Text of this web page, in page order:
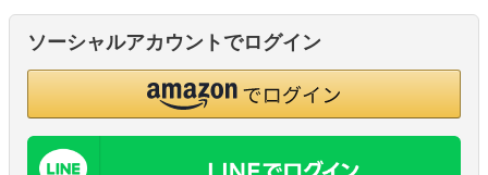
ソーシャルアカウントでログイン